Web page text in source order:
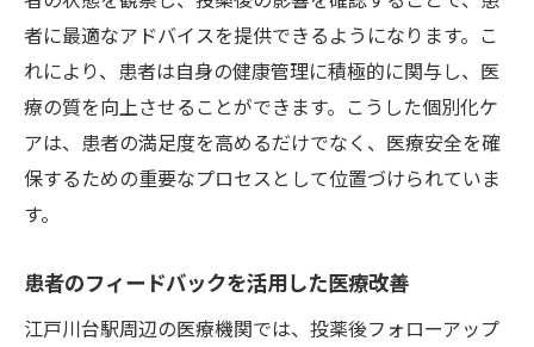
新しいフォローアップ技術の導入
地域社会と連携した健康プロジェクト
医療イノベーションを支える環境づくり
持続的な医療サービス提供のための計画
先進的なフォローアップの事例紹介
健康リスクの早期発見と介入
副作用のモニタリングと対応
者に最適なアドバイスを提供できるようになります。こ
れにより、患者は自身の健康管理に積極的に関与し、医
療の質を向上させることができます。こうした個別化ケ
アは、患者の満足度を高めるだけでなく、医療安全を確
保するための重要なプロセスとして位置づけられていま
す。
患者のフィードバックを活用した医療改善
江戸川台駅周辺の医療機関では、投薬後フォローアップ